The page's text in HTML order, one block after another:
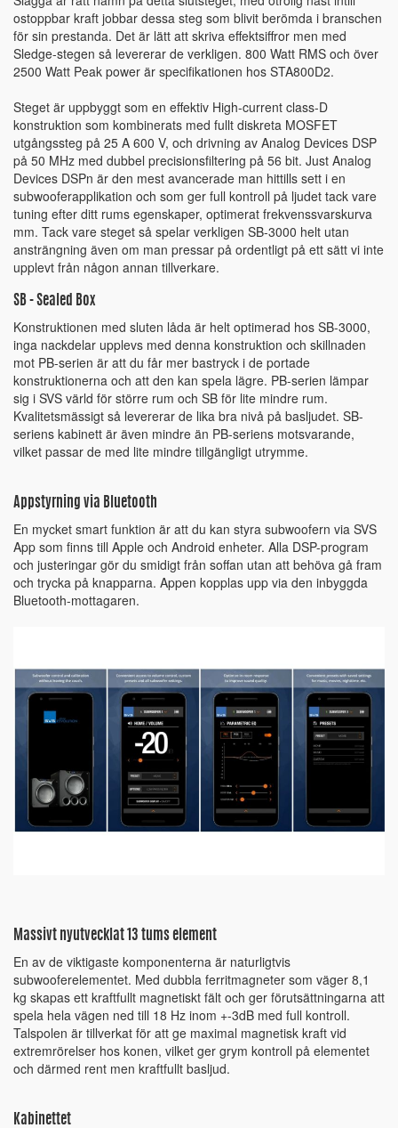
ostoppbar kraft jobbar dessa steg som blivit berömda i branschen
för sin prestanda. Det är lätt att skriva effektsiffror men med
Sledge-stegen så levererar de verkligen. 800 Watt RMS och över
2500 Watt Peak power är specifikationen hos STA800D2.
Steget är uppbyggt som en effektiv High-current class-D
konstruktion som kombinerats med fullt diskreta MOSFET
utgångssteg på 25 A 600 V, och drivning av Analog Devices DSP
på 50 MHz med dubbel precisionsfiltering på 56 bit. Just Analog
Devices DSPn är den mest avancerade man hittills sett i en
subwooferapplikation och som ger full kontroll på ljudet tack vare
tuning efter ditt rums egenskaper, optimerat frekvenssvarskurva
mm. Tack vare steget så spelar verkligen SB-3000 helt utan
ansträngning även om man pressar på ordentligt på ett sätt vi inte
upplevt från någon annan tillverkare.
SB - Sealed Box
Konstruktionen med sluten låda är helt optimerad hos SB-3000,
inga nackdelar upplevs med denna konstruktion och skillnaden
mot PB-serien är att du får mer bastryck i de portade
konstruktionerna och att den kan spela lägre. PB-serien lämpar
sig i SVS värld för större rum och SB för lite mindre rum.
Kvalitetsmässigt så levererar de lika bra nivå på basljudet. SB-
seriens kabinett är även mindre än PB-seriens motsvarande,
vilket passar de med lite mindre tillgängligt utrymme.
Appstyrning via Bluetooth
En mycket smart funktion är att du kan styra subwoofern via SVS
App som finns till Apple och Android enheter. Alla DSP-program
och justeringar gör du smidigt från soffan utan att behöva gå fram
och trycka på knapparna. Appen kopplas upp via den inbyggda
Bluetooth-mottagaren.
Massivt nyutvecklat 13 tums element
En av de viktigaste komponenterna är naturligtvis
subwooferelementet. Med dubbla ferritmagneter som väger 8,1
kg skapas ett kraftfullt magnetiskt fält och ger förutsättningarna att
spela hela vägen ned till 18 Hz inom +-3dB med full kontroll.
Talspolen är tillverkat för att ge maximal magnetisk kraft vid
extremrörelser hos konen, vilket ger grym kontroll på elementet
och därmed rent men kraftfullt basljud.
Kabinettet